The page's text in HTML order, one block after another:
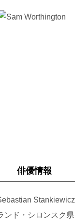
俳優情報
Stankiewicz
ンド・シロンスク県